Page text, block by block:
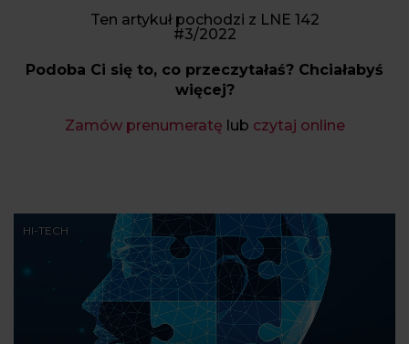
Ten artykuł pochodzi z LNE 142
#3/2022
Podoba Ci się to, co przeczytałaś? Chciałabyś
więcej?
Zamów prenumeratę lub czytaj online
HI-TECH